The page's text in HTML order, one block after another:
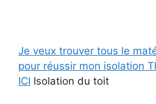
Je veux trouver tous le
pour réussir mon isolation
ICI Isolation du toit